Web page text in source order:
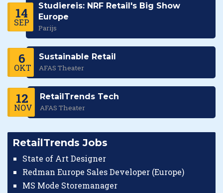
14
SEP
Studiereis: NRF Retail's Big Show
Europe
Parijs
6
OKT
Sustainable Retail
AFAS Theater
12
NOV
RetailTrends Tech
AFAS Theater
RetailTrends Jobs
State of Art Designer
Redman Europe Sales Developer (Europe)
MS Mode Storemanager